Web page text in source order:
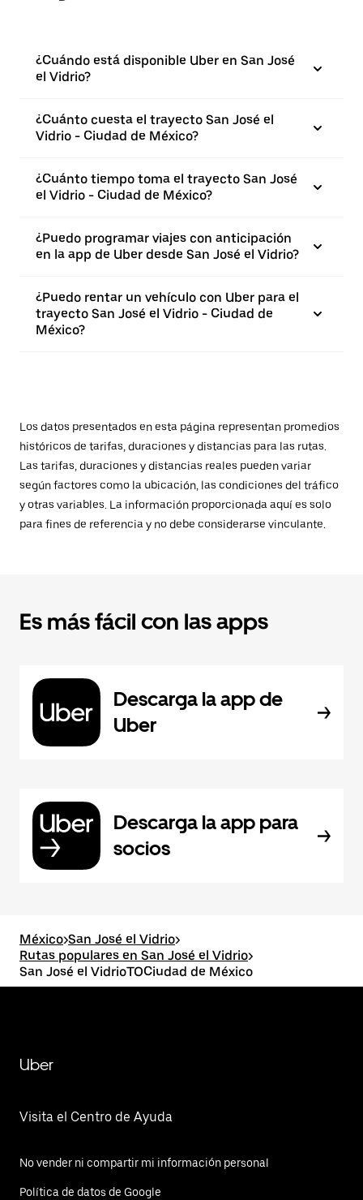
¿Cuándo está disponible Uber en San José
el Vidrio?
¿Cuánto cuesta el trayecto San José el
Vidrio - Ciudad de México?
¿Cuánto tiempo toma el trayecto San José
el Vidrio - Ciudad de México?
¿Puedo programar viajes con anticipación
en la app de Uber desde San José el Vidrio?
¿Puedo rentar un vehículo con Uber para el
trayecto San José el Vidrio - Ciudad de
México?
Los datos presentados en esta página representan promedios
históricos de tarifas, duraciones y distancias para las rutas.
Las tarifas, duraciones y distancias reales pueden variar
según factores como la ubicación, las condiciones del tráfico
y otras variables. La información proporcionada aquí es solo
para fines de referencia y no debe considerarse vinculante.
Es más fácil con las apps
Descarga la app de
Uber
Descarga la app para
socios
México>San José el Vidrio>
Rutas populares en San José el Vidrio>
San José el VidrioTOCiudad de México
Uber
Visita el Centro de Ayuda
No vender ni compartir mi información personal
Política de datos de Google